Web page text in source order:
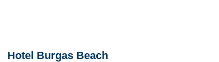
Hotel Burgas Beach